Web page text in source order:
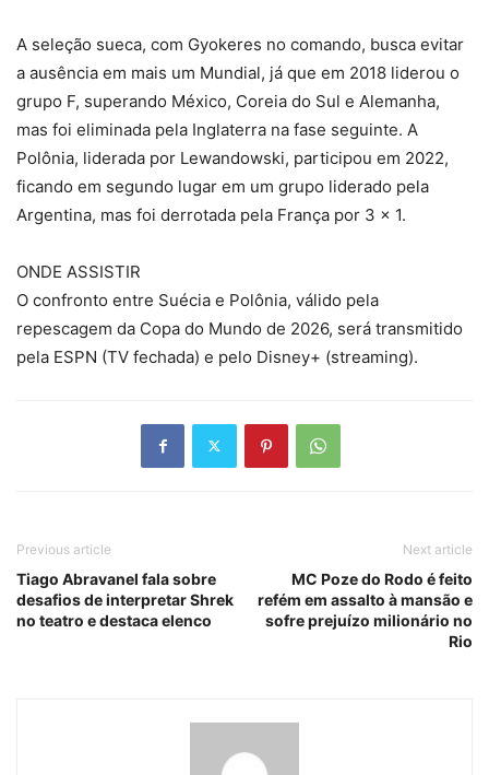
A seleção sueca, com Gyokeres no comando, busca evitar
a ausência em mais um Mundial, já que em 2018 liderou o
grupo F, superando México, Coreia do Sul e Alemanha,
mas foi eliminada pela Inglaterra na fase seguinte. A
Polônia, liderada por Lewandowski, participou em 2022,
ficando em segundo lugar em um grupo liderado pela
Argentina, mas foi derrotada pela França por 3 x 1.
ONDE ASSISTIR
O confronto entre Suécia e Polônia, válido pela
repescagem da Copa do Mundo de 2026, será transmitido
pela ESPN (TV fechada) e pelo Disney+ (streaming).
Previous article
Tiago Abravanel fala sobre
desafios de interpretar Shrek
no teatro e destaca elenco
Next article
MC Poze do Rodo é feito
refém em assalto à mansão e
sofre prejuízo milionário no
Rio